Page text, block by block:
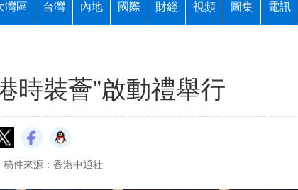
灣區 台灣 內地 國際 財經 視頻 圖集 電訊
時裝薈”啟動禮舉行
稿件來源：香港中通社